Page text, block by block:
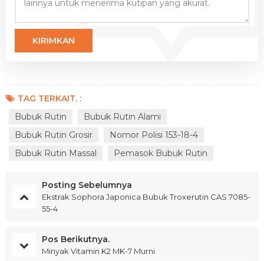
TAG TERKAIT. :
Bubuk Rutin
Bubuk Rutin Alami
Bubuk Rutin Grosir
Nomor Polisi 153-18-4
Bubuk Rutin Massal
Pemasok Bubuk Rutin
Posting Sebelumnya
Ekstrak Sophora Japonica Bubuk Troxerutin CAS 7085-
55-4
Pos Berikutnya.
Minyak Vitamin K2 MK-7 Murni